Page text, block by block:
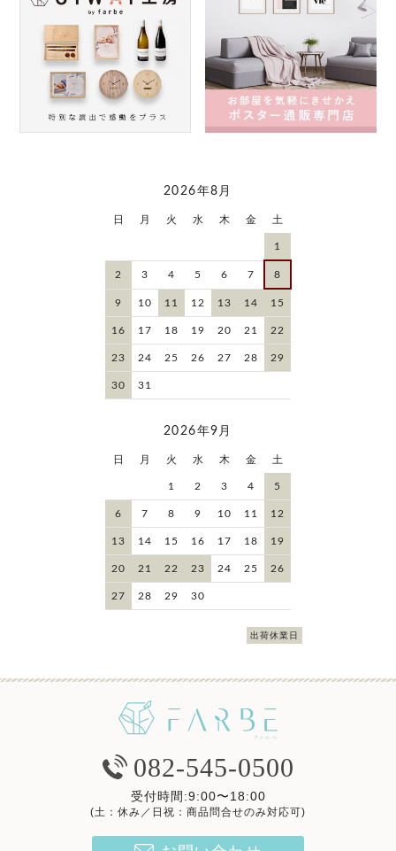
2026年8月
日 月 火 水 木 金 土
1
2 3 4 5 6 7 8
9 10 11 12 13 14 15
16 17 18 19 20 21 22
23 24 25 26 27 28 29
30 31
2026年9月
日 月 火 水 木 金 土
1 2 3 4 5
6 7 8 9 10 11 12
13 14 15 16 17 18 19
20 21 22 23 24 25 26
27 28 29 30
出荷休業日
082-545-0500
受付時間:9:00〜18:00
(土：休み／日祝：商品問合せのみ対応可)